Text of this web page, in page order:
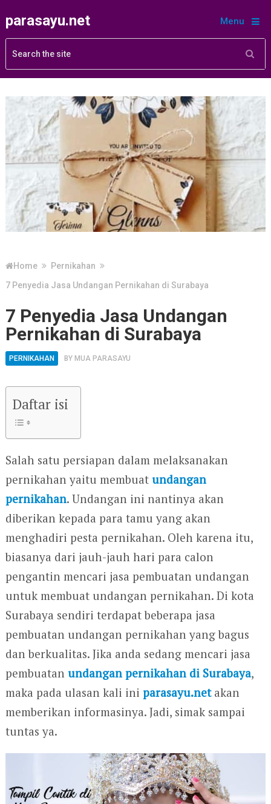
parasayu.net Menu
Home
Pernikahan
7 Penyedia Jasa Undangan Pernikahan di Surabaya
7 Penyedia Jasa Undangan
Pernikahan di Surabaya
PERNIKAHAN BY MUA PARASAYU
Daftar isi
Salah satu persiapan dalam melaksanakan
pernikahan yaitu membuat undangan
pernikahan. Undangan ini nantinya akan
diberikan kepada para tamu yang akan
menghadiri pesta pernikahan. Oleh karena itu,
biasanya dari jauh-jauh hari para calon
pengantin mencari jasa pembuatan undangan
untuk membuat undangan pernikahan. Di kota
Surabaya sendiri terdapat beberapa jasa
pembuatan undangan pernikahan yang bagus
dan berkualitas. Jika anda sedang mencari jasa
pembuatan undangan pernikahan di Surabaya,
maka pada ulasan kali ini parasayu.netakan
memberikan informasinya. Jadi, simak sampai
tuntas ya.